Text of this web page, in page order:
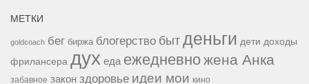
МЕТКИ
goldcoach бег биржа блогерство быт деньги дети доходы
фрилансера дух еда ежедневножена Анка
забавное закон здоровье идеи мои кино